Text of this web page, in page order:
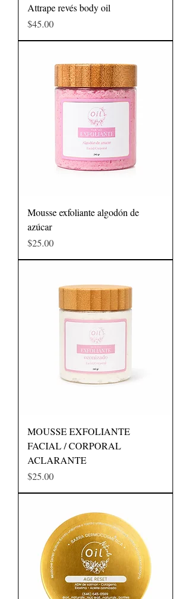
Attrape revés body oil
Precio
$45.00
Mousse exfoliante algodón de
azúcar
Precio
$25.00
MOUSSE EXFOLIANTE
FACIAL / CORPORAL
ACLARANTE
Precio
$25.00